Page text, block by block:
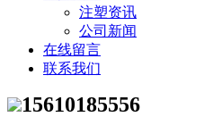
注塑资讯
公司新闻
在线留言
联系我们
15610185556